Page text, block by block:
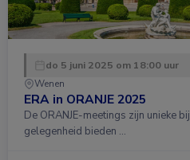
do 5 juni 2025 om 18:00 uur
Wenen
ERA in ORANJE 2025
De ORANJE-meetings zijn unieke
gelegenheid bieden …